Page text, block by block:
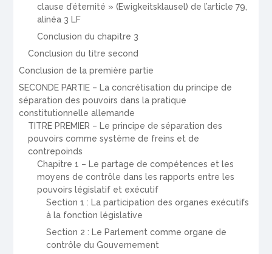
clause d’éternité » (Ewigkeitsklausel) de l’article 79,
alinéa 3 LF
Conclusion du chapitre 3
Conclusion du titre second
Conclusion de la première partie
SECONDE PARTIE – La concrétisation du principe de
séparation des pouvoirs dans la pratique
constitutionnelle allemande
TITRE PREMIER – Le principe de séparation des
pouvoirs comme système de freins et de
contrepoinds
Chapitre 1 – Le partage de compétences et les
moyens de contrôle dans les rapports entre les
pouvoirs législatif et exécutif
Section 1 : La participation des organes exécutifs
à la fonction législative
Section 2 : Le Parlement comme organe de
contrôle du Gouvernement